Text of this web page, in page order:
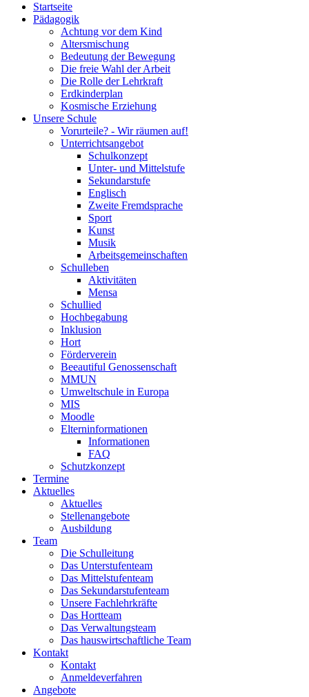
Startseite
Pädagogik
Achtung vor dem Kind
Altersmischung
Bedeutung der Bewegung
Die freie Wahl der Arbeit
Die Rolle der Lehrkraft
Erdkinderplan
Kosmische Erziehung
Unsere Schule
Vorurteile? - Wir räumen auf!
Unterrichtsangebot
Schulkonzept
Unter- und Mittelstufe
Sekundarstufe
Englisch
Zweite Fremdsprache
Sport
Kunst
Musik
Arbeitsgemeinschaften
Schulleben
Aktivitäten
Mensa
Schullied
Hochbegabung
Inklusion
Hort
Förderverein
Beeautiful Genossenschaft
MMUN
Umweltschule in Europa
MIS
Moodle
Elterninformationen
Informationen
FAQ
Schutzkonzept
Termine
Aktuelles
Aktuelles
Stellenangebote
Ausbildung
Team
Die Schulleitung
Das Unterstufenteam
Das Mittelstufenteam
Das Sekundarstufenteam
Unsere Fachlehrkräfte
Das Hortteam
Das Verwaltungsteam
Das hauswirtschaftliche Team
Kontakt
Kontakt
Anmeldeverfahren
Angebote